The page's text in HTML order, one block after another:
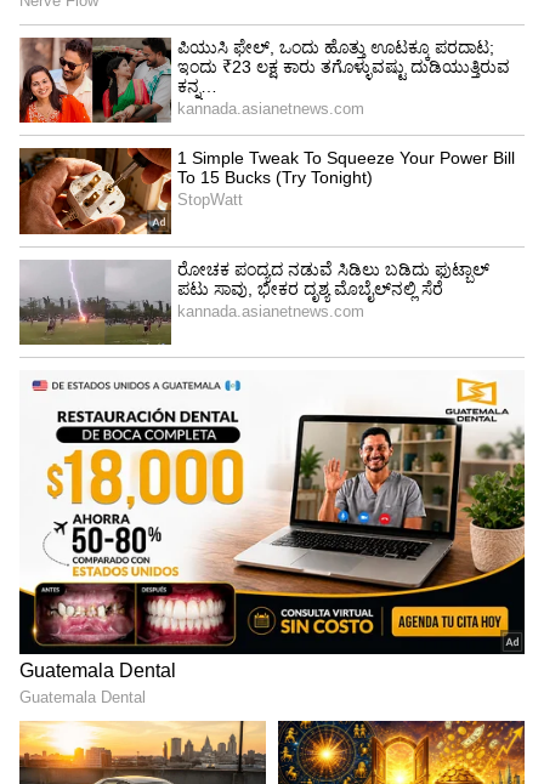
ಶಿವಮೊಗ್ಗದ ಸಹ್ಯಾದ್ರಿ ಕಲಾ ಕಾಲೇಜಿನ ಕನ್ನಡ ಪ್ರಾಧ್ಯಾಪಕ
ಡಾ. ಮೋಹನ್ ಚಂದ್ರಗುತ್ತಿ ಉಪನ್ಯಾಸ ನೀಡಿ, ಡಿ. ದೇವರಾಜ
ವಿದ್ಯಾರ್ಥಿಗಳಿಗಾಗಿ ಹಾಸ್ಟೆಲ್‍ಗಳನ್ನು ತೆರೆದರು. ರಾಜ್ಯದಲ್ಲಿ
ಮಲ ಹೊರುವ ಪದ್ಧಿತಿಯನ್ನು ನಿಷೇಧಿಸಿದರು. ಅರಸು ಅವರು
ತಂದ ಭೂ ಸುಧಾರಣೆ ಫಲವಾಗಿ ರಾಜ್ಯದ 4.85 ಲಕ್ಷ ಭೂ
ಗೇಣಿದಾರರು ಭೂ ಮಾಲೀಕರಾಗಿ ಬದಲಾದರು. ಭೂ
ರಹಿತರಿಗೆ ಹಂಚಿದ ಜಮೀನುಗಳ ರಕ್ಷಣೆಗಾಗಿ ಭೂ
ನ್ಯಾಯಮಂಡಳಿಗಳನ್ನು ಸ್ಥಾಪಿಸಿದರು. ಡಾ. ಎಲ್.ಜಿ
ಹಾವನೂರು ವರದಿ ಅನುಷ್ಠಾನ ಮಾಡಿ, ಹಿಂದುಳಿದ
ವರ್ಗದವರಿಗೆ ಮೀಸಲಾತಿ ಸೌಲಭ್ಯ ಕಲ್ಪಿಸಿದರು ಎಂದರು.
ಜೀತ ಮುಕ್ತ ಕಾನೂನು ಜಾರಿಗೆ ತಂದು ಜೀತ ಪದ್ದತಿಯನ್ನು
ತೊಡೆದು ಹಾಕಿದರು. ವಿದ್ಯಾರ್ಥಿಗಳಿಗೆ ರಿಯಾಯಿತಿ ದರದ
Trade Deal | Party Rounds